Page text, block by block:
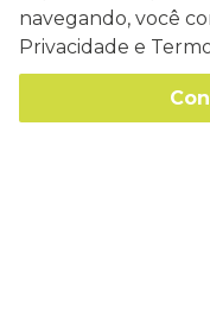
navegando, você
Privacidade e